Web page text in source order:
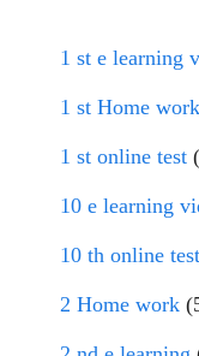
1 st e learning
1 st Home work
1 st online test
10 e learning
10 th online test
2 Home work